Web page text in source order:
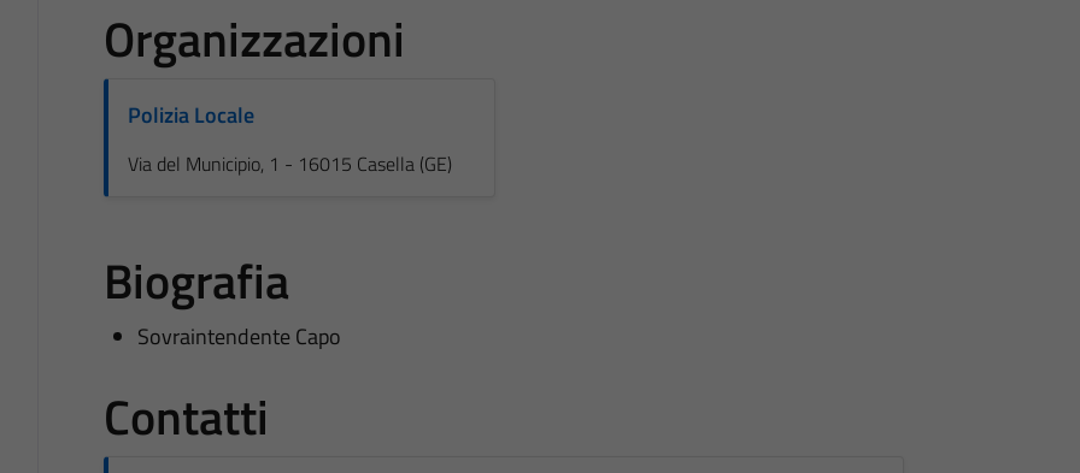
Organizzazioni
Polizia Locale
Via del Municipio, 1 - 16015 Casella (GE)
Biografia
Sovraintendente Capo
Contatti